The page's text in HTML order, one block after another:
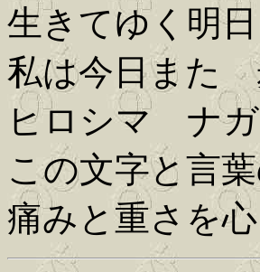
生きてゆく明
私は今日また
ヒロシマ ナ
この文字と言
痛みと重さを